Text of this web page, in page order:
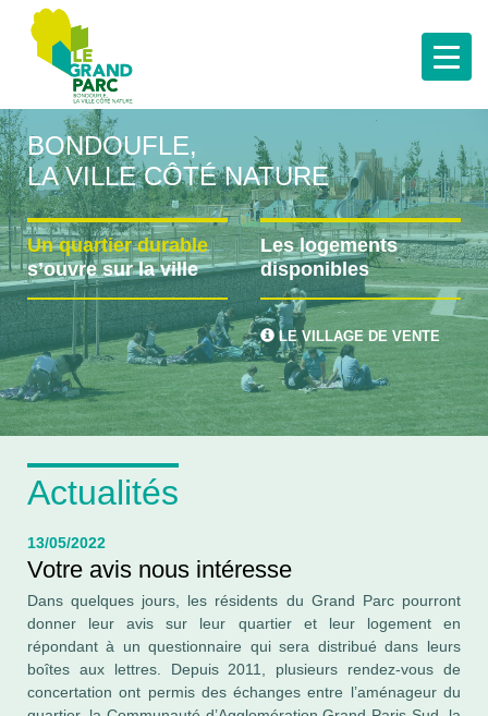
BONDOUFLE,
LA VILLE CÔTÉ NATURE
Un quartier durable
s’ouvre sur la ville
Les logements
disponibles
LE VILLAGE DE VENTE
Actualités
13/05/2022
Votre avis nous intéresse
Dans quelques jours, les résidents du Grand Parc pourront
donner leur avis sur leur quartier et leur logement en
répondant à un questionnaire qui sera distribué dans leurs
boîtes aux lettres. Depuis 2011, plusieurs rendez-vous de
concertation ont permis des échanges entre l’aménageur du